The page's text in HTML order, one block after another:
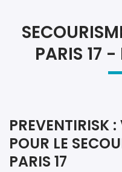
PARIS 17 -
PREVENTIRISK
POUR LE
PARIS 17